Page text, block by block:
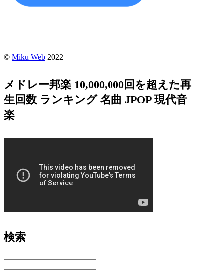
© Miku Web 2022
メドレー邦楽 10,000,000回を超えた再
生回数 ランキング 名曲 JPOP 現代音
楽
検索